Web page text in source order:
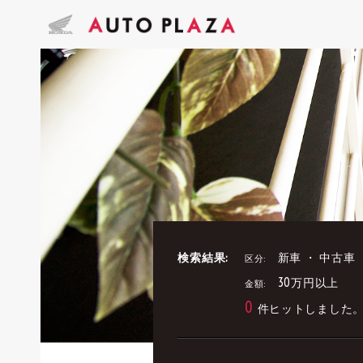
検索結果: 区分: 新車 ・ 中古車
金額: 30万円以上
0 件ヒットしました。